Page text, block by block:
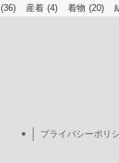
(36) 産着 (4) 着物 (20)
プライバシーポリ